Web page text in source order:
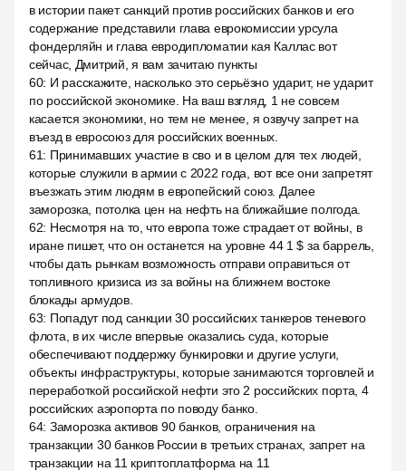
в истории пакет санкций против российских банков и его
содержание представили глава еврокомиссии урсула
фондерляйн и глава евродипломатии кая Каллас вот
сейчас, Дмитрий, я вам зачитаю пункты
60: И расскажите, насколько это серьёзно ударит, не ударит
по российской экономике. На ваш взгляд, 1 не совсем
касается экономики, но тем не менее, я озвучу запрет на
въезд в евросоюз для российских военных.
61: Принимавших участие в сво и в целом для тех людей,
которые служили в армии с 2022 года, вот все они запретят
въезжать этим людям в европейский союз. Далее
заморозка, потолка цен на нефть на ближайшие полгода.
62: Несмотря на то, что европа тоже страдает от войны, в
иране пишет, что он останется на уровне 44 1 $ за баррель,
чтобы дать рынкам возможность отправи оправиться от
топливного кризиса из за войны на ближнем востоке
блокады армудов.
63: Попадут под санкции 30 российских танкеров теневого
флота, в их числе впервые оказались суда, которые
обеспечивают поддержку бункировки и другие услуги,
объекты инфраструктуры, которые занимаются торговлей и
переработкой российской нефти это 2 российских порта, 4
российских аэропорта по поводу банко.
64: Заморозка активов 90 банков, ограничения на
транзакции 30 банков России в третьих странах, запрет на
транзакции на 11 криптоплатформа на 11